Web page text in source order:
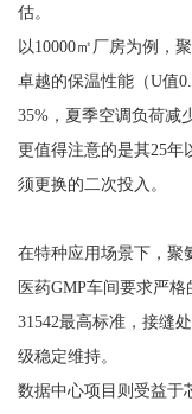
估。
以10000㎡厂房为例，
卓越的保温性能（U值
35%，夏季空调负荷减
更值得注意的是其25年
须更换的二次投入。
在特种应用场景下，聚
医药GMP车间要求严
31542最高标准，接缝
级稳定维持。
数据中心项目则受益于